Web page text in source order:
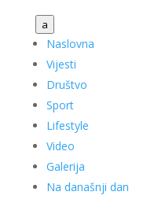
a
Naslovna
Vijesti
Društvo
Sport
Lifestyle
Video
Galerija
Na današnji dan